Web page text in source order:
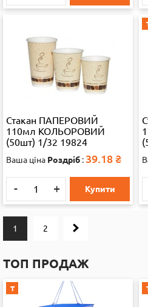
Стакан ПАПЕРОВИЙ
110мл КОЛЬОРОВИЙ
(50шт) 1/32 19824
Ваша ціна Роздріб : 39.18 ₴
- + Купити
1 2
ТОП ПРОДАЖ
Т